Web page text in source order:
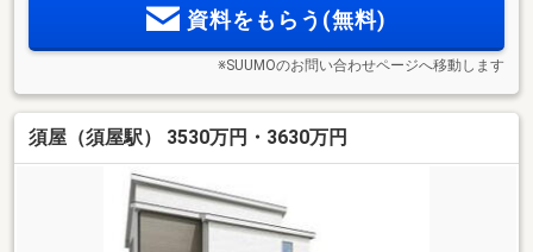
資料をもらう(無料)
※SUUMOのお問い合わせページへ移動します
須屋（須屋駅） 3530万円・3630万円